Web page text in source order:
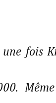
fois